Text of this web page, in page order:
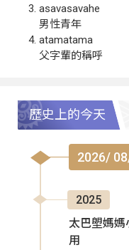
asavasavahe
男性青年
atamatama
父字輩的稱呼
歷史上的今天
2026/
2025
太巴塱媽
用